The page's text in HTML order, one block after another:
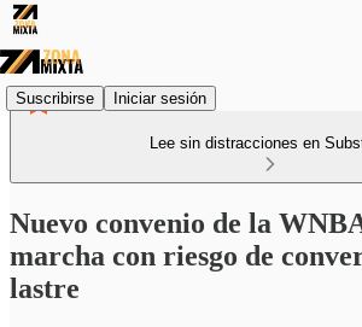
Suscribirse Iniciar sesión
Lee sin distracciones en
Nuevo convenio de la
marcha con riesgo de
lastre